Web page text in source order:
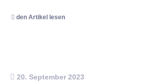
den Artikel lesen
20. September 2023